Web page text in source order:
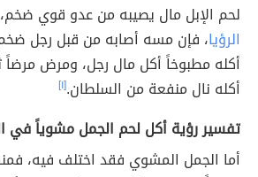
لحم الإبل مال يصيبه من عدو قوي
الرؤيا، فإن مسه أصابه من قبل رجل
أكله مطبوخاً أكل مال رجل، ومرض
أكله نال منفعة من السلطان.[١]
تفسير رؤية أكل لحم الجمل مشوياً في
أما الجمل المشوي فقد اختلف فيه،